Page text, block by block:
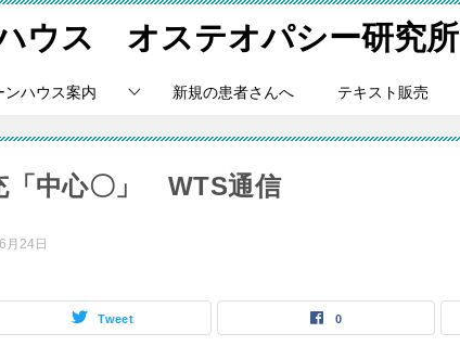
ウス オステオパシー研究所
ンハウス案内 新規の患者さんへ テキスト販売
「中心〇」 WTS通信
月24日
Tweet 0